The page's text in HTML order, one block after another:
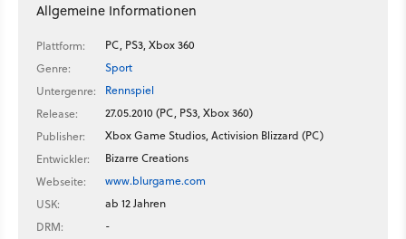
Allgemeine Informationen
Plattform:
PC, PS3, Xbox 360
Genre:
Sport
Untergenre:
Rennspiel
Release:
27.05.2010 (PC, PS3, Xbox 360)
Publisher:
Xbox Game Studios, Activision Blizzard (PC)
Entwickler:
Bizarre Creations
Webseite:
www.blurgame.com
USK:
ab 12 Jahren
DRM:
-